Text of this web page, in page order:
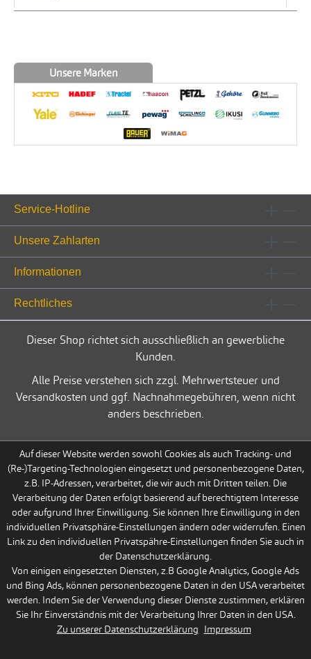
Unsere Marken
Service-Hotline
Unsere Zahlarten
Informationen
Rechtliches
Dieser Shop richtet sich ausschließlich an gewerbliche
Kunden.
Alle Preise verstehen sich zzgl. Mehrwertsteuer und
Versandkosten und ggf. Nachnahmegebühren, wenn nicht
anders beschrieben.
Auf dieser Website werden sowohl Cookies als auch Tracking- und
(Re-)Targeting-Technologien eingesetzt und personenbezogene Daten,
z.B. IP-Adressen, verarbeitet, die wir auch mit Dritten teilen. Die
Verarbeitung der Daten erfolgt basierend auf berechtigtem Interesse
oder aufgrund Ihrer Einwilligung. Sie können Ihre Einwilligung in den
individuellen Privatsphäre-Einstellungen ändern oder widerrufen. Einen
Link zu den individuellen Privatspähre-Einstellungen finden Sie auch in
der Datenschutzerklärung.
Von einigen eingesetzten Diensten, z.B Google Analytics, Google Ads
und Bing Ads, können personenbezogene Daten in den USA verarbeitet
werden. Indem Sie der Verwendung dieser Dienste zustimmen, erklären
Sie Ihr Einverständnis mit der Verarbeitung Ihrer Daten in den USA.
Zu unserer Datenschutzerklärung Impressum